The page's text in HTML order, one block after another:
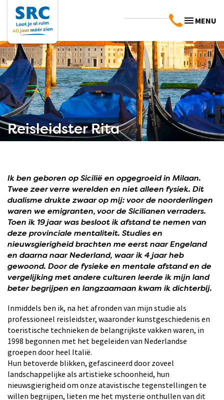
MENU
Reisleidster Rita
Ik ben geboren op Sicilië en opgegroeid in Milaan.
Twee zeer verre werelden en niet alleen fysiek. Dit
dualisme drukte zwaar op mij: voor de noorderlingen
waren we emigranten, voor de Sicilianen verraders.
Toen ik 19 jaar was besloot ik afstand te nemen van
deze provinciale mentaliteit. Studies en
nieuwsgierigheid brachten me eerst naar Engeland
en daarna naar Nederland, waar ik 4 jaar heb
gewoond. Door de fysieke en mentale afstand en de
vergelijking met andere culturen leerde ik mijn land
beter begrijpen en langzaamaan kwam ik dichterbij.
Inmiddels ben ik, na het afronden van mijn studie als
professioneel reisleidster, waaronder kunstgeschiedenis en
toeristische technieken de belangrijkste vakken waren, in
1998 begonnen met het begeleiden van Nederlandse
groepen door heel Italië.
Hun betoverde blikken, gefascineerd door zoveel
landschappelijke als artistieke schoonheid, hun
nieuwsgierigheid om onze atavistische tegenstellingen te
willen begrijpen, lieten me het mysterie onthullen van dit